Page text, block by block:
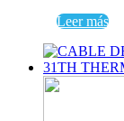
Leer más